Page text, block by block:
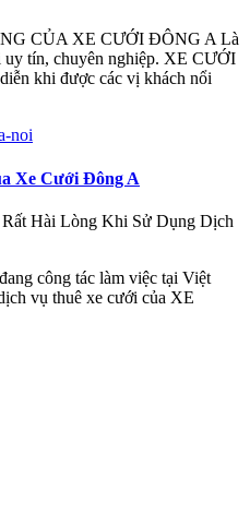
CỦA XE CƯỚI ĐÔNG A Là
uy tín, chuyên nghiệp. XE CƯỚI
khi được các vị khách nổi
Xe Cưới Đông A
Hài Lòng Khi Sử Dụng Dịch
công tác làm việc tại Việt
vụ thuê xe cưới của XE